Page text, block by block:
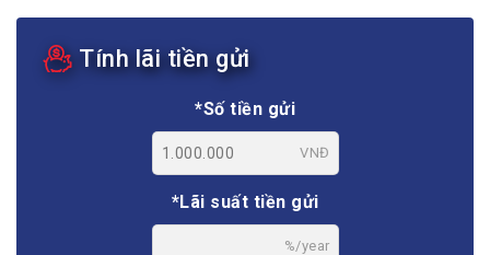
Tính lãi tiền gửi
*Số tiền gửi
VNĐ
*Lãi suất tiền gửi
%/year